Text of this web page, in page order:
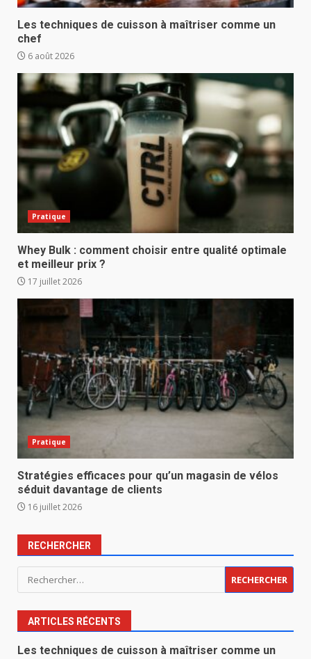
Les techniques de cuisson à maîtriser comme un
chef
6 août 2026
Pratique
Whey Bulk : comment choisir entre qualité optimale
et meilleur prix ?
17 juillet 2026
Pratique
Stratégies efficaces pour qu’un magasin de vélos
séduit davantage de clients
16 juillet 2026
RECHERCHER
Rechercher :
ARTICLES RÉCENTS
Les techniques de cuisson à maîtriser comme un